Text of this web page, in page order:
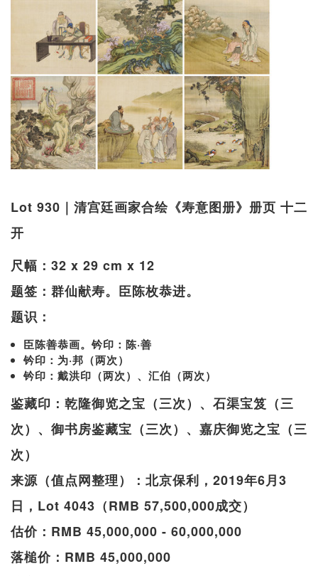
Lot 930｜清宫廷画家合绘《寿意图册》册页 十二
开
尺幅：32 x 29 cm x 12
题签：群仙献寿。臣陈枚恭进。
题识：
臣陈善恭画。钤印：陈·善
钤印：为·邦（两次）
钤印：戴洪印（两次）、汇伯（两次）
鉴藏印：乾隆御览之宝（三次）、石渠宝笈（三
次）、御书房鉴藏宝（三次）、嘉庆御览之宝（三
次）
来源（值点网整理）：北京保利，2019年6月3
日，Lot 4043（RMB 57,500,000成交）
估价：RMB 45,000,000 - 60,000,000
落槌价：RMB 45,000,000